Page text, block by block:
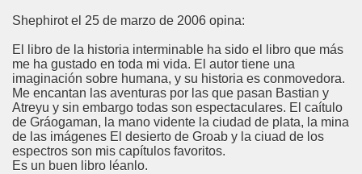
Shephirot el 25 de marzo de 2006 opina:
El libro de la historia interminable ha sido el libro que más
me ha gustado en toda mi vida. El autor tiene una
imaginación sobre humana, y su historia es conmovedora.
Me encantan las aventuras por las que pasan Bastian y
Atreyu y sin embargo todas son espectaculares. El caítulo
de Gráogaman, la mano vidente la ciudad de plata, la mina
de las imágenes El desierto de Groab y la ciuad de los
espectros son mis capítulos favoritos.
Es un buen libro léanlo.